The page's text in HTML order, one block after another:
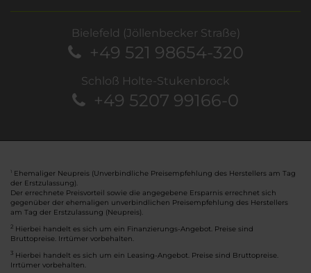
Bielefeld (Jöllenbecker Straße)
+49 521 98654-320
Schloß Holte-Stukenbrock
+49 5207 99166-0
Ehemaliger Neupreis (Unverbindliche Preisempfehlung des Herstellers am Tag
der Erstzulassung).
Der errechnete Preisvorteil sowie die angegebene Ersparnis errechnet sich
gegenüber der ehemaligen unverbindlichen Preisempfehlung des Herstellers
am Tag der Erstzulassung (Neupreis).
2 Hierbei handelt es sich um ein Finanzierungs-Angebot. Preise sind
Bruttopreise. Irrtümer vorbehalten.
3 Hierbei handelt es sich um ein Leasing-Angebot. Preise sind Bruttopreise.
Irrtümer vorbehalten.